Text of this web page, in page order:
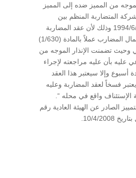
41838) الموجه من المميز ضده إلى المميز
المتضاربة المنظم بين
الطرفين بتاريخ 1994/6/9 وذلك لأن عقد المضاربة
ينتهي بعزل رب المال المضارب عملاً بالمادة (1/630)
وحيث تضمنت الإنذار الموجه من
عليه بأن عليه مراجعته لإجراء
أسبوع وإلا سيعتبر هذا العقد
فسخاً لعقد المضاربة وعليه
واقع في محله “.
الصادر عن الهيئة العادية رقم